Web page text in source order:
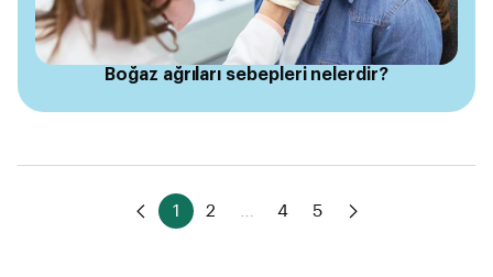
Boğaz ağrıları sebepleri nelerdir?
1 2 4 5